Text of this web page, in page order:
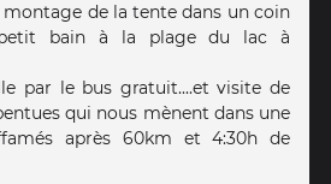
de la tente dans un coin
bain à la plage du lac à
par le bus gratuit....et visite de
qui nous mènent dans une
après 60km et 4:30h de